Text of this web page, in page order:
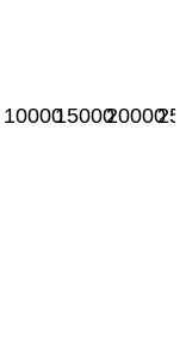
100001500020000